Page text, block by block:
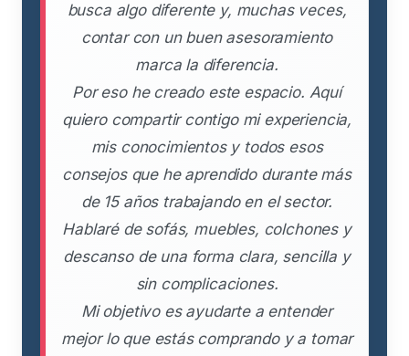
busca algo diferente y, muchas veces,
contar con un buen asesoramiento
marca la diferencia.
Por eso he creado este espacio. Aquí
quiero compartir contigo mi experiencia,
mis conocimientos y todos esos
consejos que he aprendido durante más
de 15 años trabajando en el sector.
Hablaré de sofás, muebles, colchones y
descanso de una forma clara, sencilla y
sin complicaciones.
Mi objetivo es ayudarte a entender
mejor lo que estás comprando y a tomar